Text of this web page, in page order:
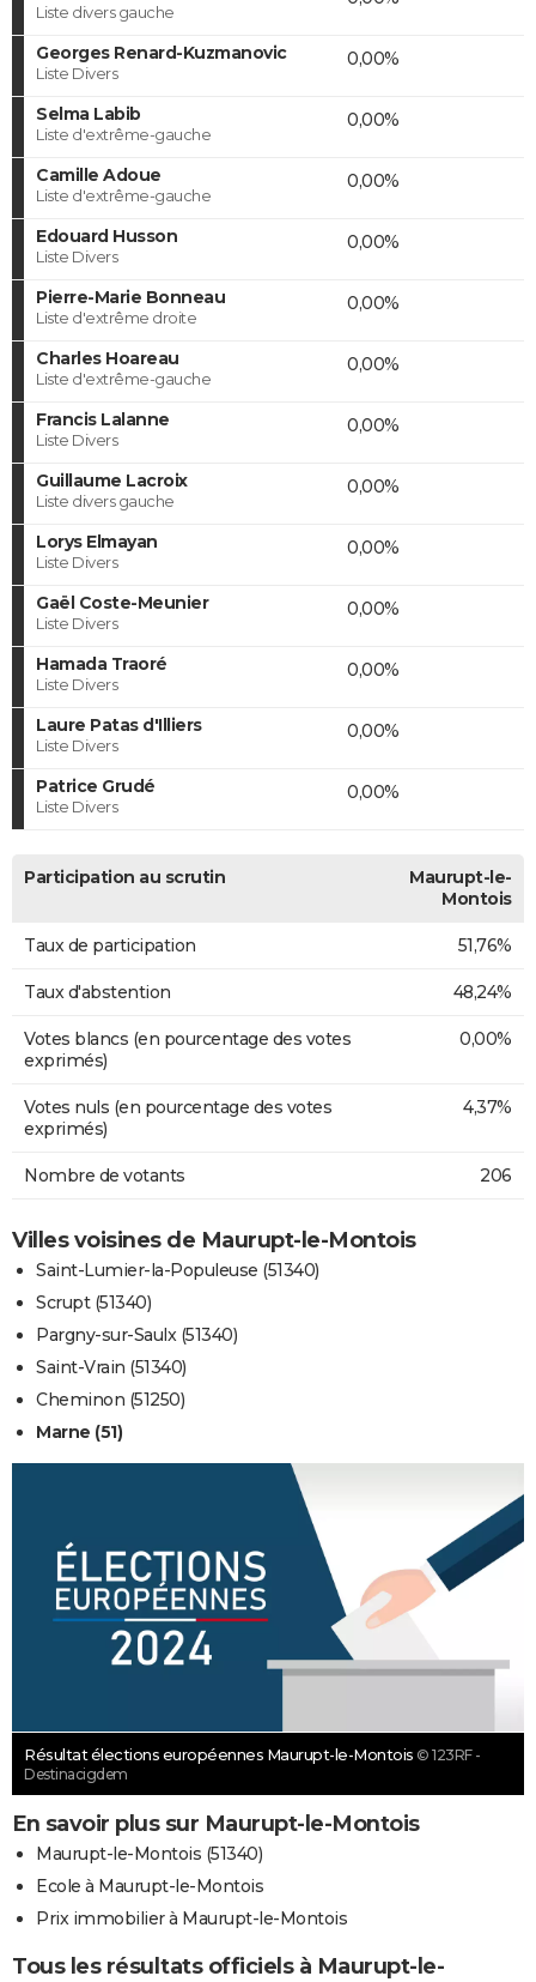
Liste divers gauche
Georges Renard-Kuzmanovic
Liste Divers
0,00%
Selma Labib
Liste d'extrême-gauche
0,00%
Camille Adoue
Liste d'extrême-gauche
0,00%
Edouard Husson
Liste Divers
0,00%
Pierre-Marie Bonneau
Liste d'extrême droite
0,00%
Charles Hoareau
Liste d'extrême-gauche
0,00%
Francis Lalanne
Liste Divers
0,00%
Guillaume Lacroix
Liste divers gauche
0,00%
Lorys Elmayan
Liste Divers
0,00%
Gaël Coste-Meunier
Liste Divers
0,00%
Hamada Traoré
Liste Divers
0,00%
Laure Patas d'Illiers
Liste Divers
0,00%
Patrice Grudé
Liste Divers
0,00%
Participation au scrutin
Maurupt-le-
Montois
Taux de participation 51,76%
Taux d'abstention 48,24%
Votes blancs (en pourcentage des votes
exprimés)
0,00%
Votes nuls (en pourcentage des votes
exprimés)
4,37%
Nombre de votants 206
Villes voisines de Maurupt-le-Montois
Saint-Lumier-la-Populeuse (51340)
Scrupt (51340)
Pargny-sur-Saulx (51340)
Saint-Vrain (51340)
Cheminon (51250)
Marne (51)
Résultat élections européennes Maurupt-le-Montois © 123RF -
Destinacigdem
En savoir plus sur Maurupt-le-Montois
Maurupt-le-Montois (51340)
Ecole à Maurupt-le-Montois
Prix immobilier à Maurupt-le-Montois
Tous les résultats officiels à Maurupt-le-